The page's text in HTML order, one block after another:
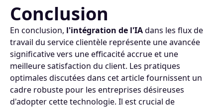
Conclusion
En conclusion, l'intégration de l'IAdans les flux de
travail du service clientèle représente une avancée
significative vers une efficacité accrue et une
meilleure satisfaction du client. Les pratiques
optimales discutées dans cet article fournissent un
cadre robuste pour les entreprises désireuses
d'adopter cette technologie. Il est crucial de